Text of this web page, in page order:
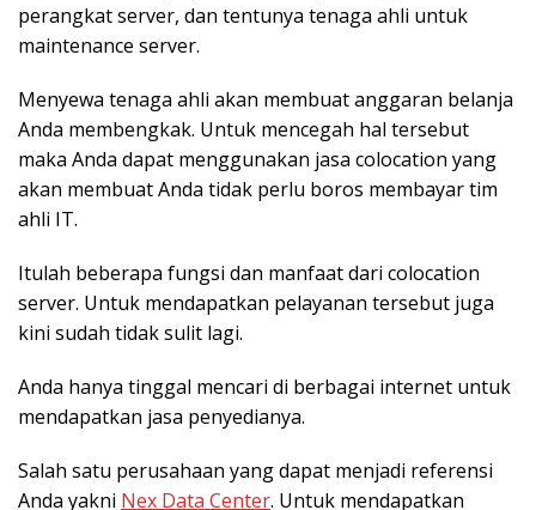
perangkat server, dan tentunya tenaga ahli untuk
maintenance server.
Menyewa tenaga ahli akan membuat anggaran belanja
Anda membengkak. Untuk mencegah hal tersebut
maka Anda dapat menggunakan jasa colocation yang
akan membuat Anda tidak perlu boros membayar tim
ahli IT.
Itulah beberapa fungsi dan manfaat dari colocation
server. Untuk mendapatkan pelayanan tersebut juga
kini sudah tidak sulit lagi.
Anda hanya tinggal mencari di berbagai internet untuk
mendapatkan jasa penyedianya.
Salah satu perusahaan yang dapat menjadi referensi
Anda yakni Nex Data Center. Untuk mendapatkan